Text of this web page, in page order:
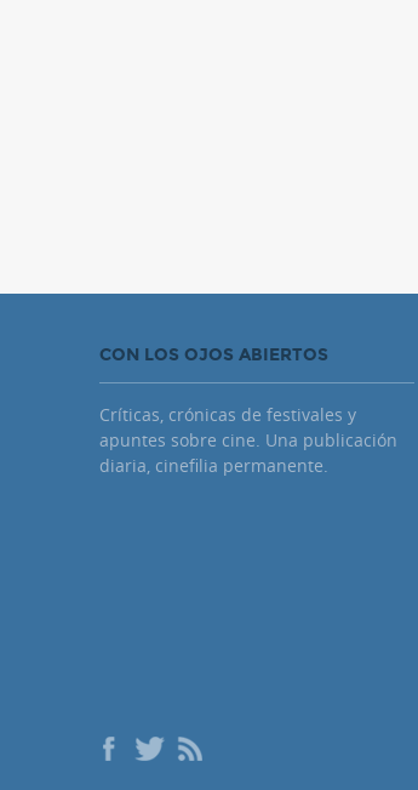
CON LOS OJOS ABIERTOS
Críticas, crónicas de festivales y
apuntes sobre cine. Una publicación
diaria, cinefilia permanente.